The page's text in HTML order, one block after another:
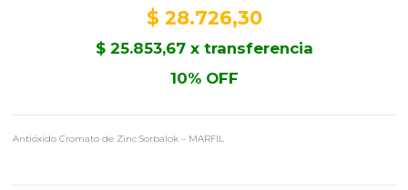
$ 28.726,30
$25.853,67x transferencia
10% OFF
Antióxido Cromato de Zinc Sorbalok – MARFIL